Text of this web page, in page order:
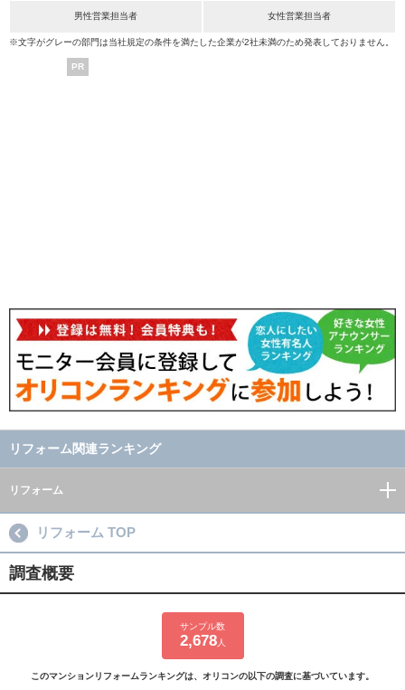
男性営業担当者 女性営業担当者
※文字がグレーの部門は当社規定の条件を満たした企業が2社未満のため発表しておりません。
PR
リフォーム関連ランキング
リフォーム
リフォーム TOP
調査概要
サンプル数
2,678人
このマンションリフォームランキングは、オリコンの以下の調査に基づいています。